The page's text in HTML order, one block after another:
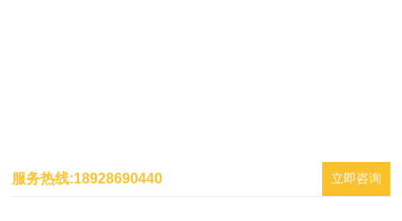
服务热线:18928690440 立即咨询